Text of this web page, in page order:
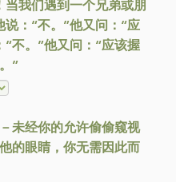
我们遇到一个兄弟或朋
：“不。”他又问：“应
不。”他又问：“应该握
”
未经你的允许偷偷窥视
的眼睛，你无需因此而